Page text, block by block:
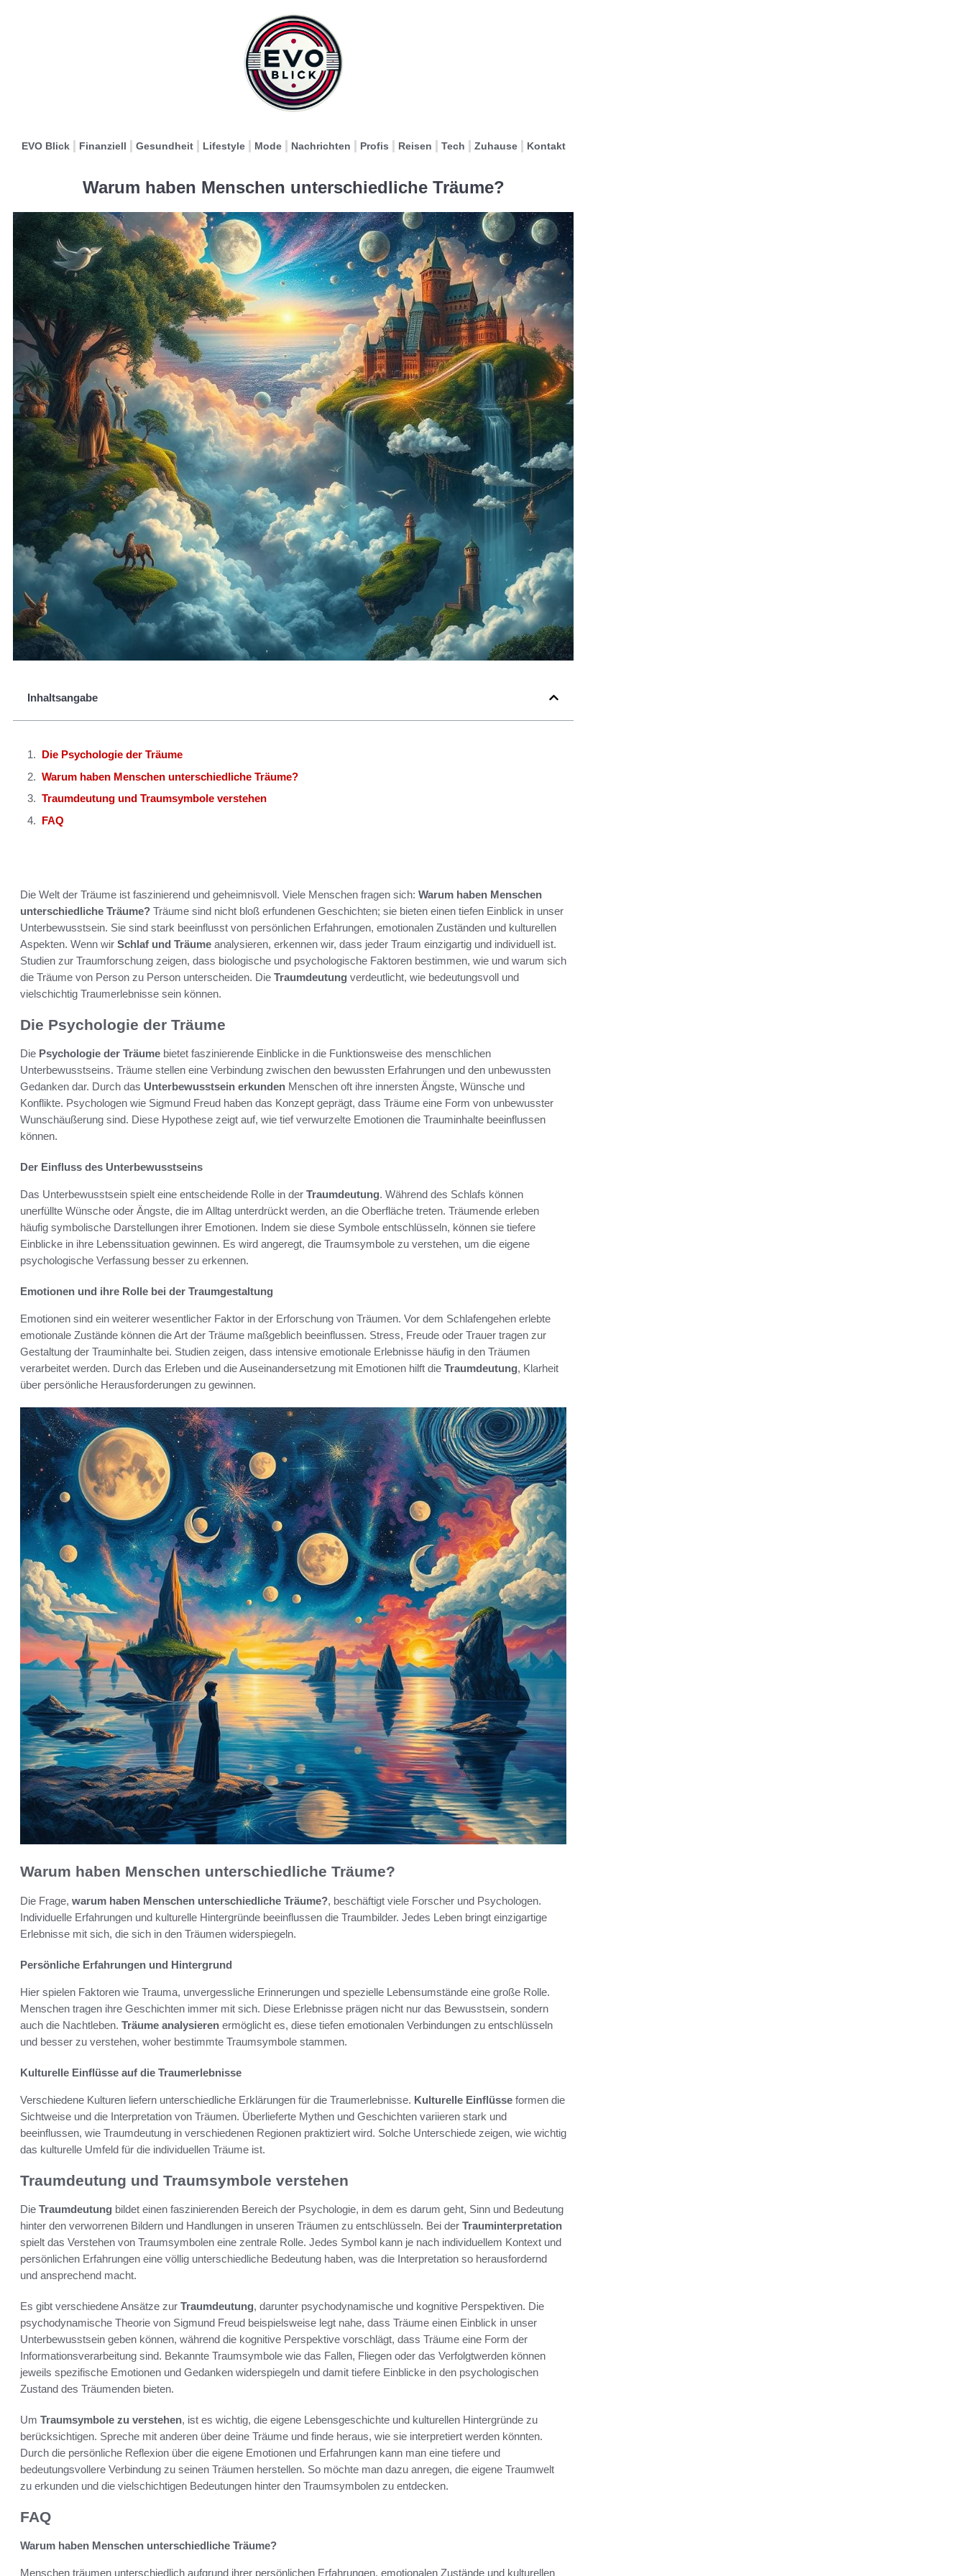
EVO Blick Finanziell Gesundheit Lifestyle Mode Nachrichten Profis Reisen Tech Zuhause Kontakt
Warum haben Menschen unterschiedliche Träume?
Inhaltsangabe
Die Psychologie der Träume
Warum haben Menschen unterschiedliche Träume?
Traumdeutung und Traumsymbole verstehen
FAQ
Die Welt der Träume ist faszinierend und geheimnisvoll. Viele Menschen fragen sich: Warum haben Menschen
unterschiedliche Träume? Träume sind nicht bloß erfundenen Geschichten; sie bieten einen tiefen Einblick in unser
Unterbewusstsein. Sie sind stark beeinflusst von persönlichen Erfahrungen, emotionalen Zuständen und kulturellen
Aspekten. Wenn wir Schlaf und Träume analysieren, erkennen wir, dass jeder Traum einzigartig und individuell ist.
Studien zur Traumforschung zeigen, dass biologische und psychologische Faktoren bestimmen, wie und warum sich
die Träume von Person zu Person unterscheiden. Die Traumdeutung verdeutlicht, wie bedeutungsvoll und
vielschichtig Traumerlebnisse sein können.
Die Psychologie der Träume
Die Psychologie der Träume bietet faszinierende Einblicke in die Funktionsweise des menschlichen
Unterbewusstseins. Träume stellen eine Verbindung zwischen den bewussten Erfahrungen und den unbewussten
Gedanken dar. Durch das Unterbewusstsein erkunden Menschen oft ihre innersten Ängste, Wünsche und
Konflikte. Psychologen wie Sigmund Freud haben das Konzept geprägt, dass Träume eine Form von unbewusster
Wunschäußerung sind. Diese Hypothese zeigt auf, wie tief verwurzelte Emotionen die Trauminhalte beeinflussen
können.
Der Einfluss des Unterbewusstseins
Das Unterbewusstsein spielt eine entscheidende Rolle in der Traumdeutung. Während des Schlafs können
unerfüllte Wünsche oder Ängste, die im Alltag unterdrückt werden, an die Oberfläche treten. Träumende erleben
häufig symbolische Darstellungen ihrer Emotionen. Indem sie diese Symbole entschlüsseln, können sie tiefere
Einblicke in ihre Lebenssituation gewinnen. Es wird angeregt, die Traumsymbole zu verstehen, um die eigene
psychologische Verfassung besser zu erkennen.
Emotionen und ihre Rolle bei der Traumgestaltung
Emotionen sind ein weiterer wesentlicher Faktor in der Erforschung von Träumen. Vor dem Schlafengehen erlebte
emotionale Zustände können die Art der Träume maßgeblich beeinflussen. Stress, Freude oder Trauer tragen zur
Gestaltung der Trauminhalte bei. Studien zeigen, dass intensive emotionale Erlebnisse häufig in den Träumen
verarbeitet werden. Durch das Erleben und die Auseinandersetzung mit Emotionen hilft die Traumdeutung, Klarheit
über persönliche Herausforderungen zu gewinnen.
Warum haben Menschen unterschiedliche Träume?
Die Frage, warum haben Menschen unterschiedliche Träume?, beschäftigt viele Forscher und Psychologen.
Individuelle Erfahrungen und kulturelle Hintergründe beeinflussen die Traumbilder. Jedes Leben bringt einzigartige
Erlebnisse mit sich, die sich in den Träumen widerspiegeln.
Persönliche Erfahrungen und Hintergrund
Hier spielen Faktoren wie Trauma, unvergessliche Erinnerungen und spezielle Lebensumstände eine große Rolle.
Menschen tragen ihre Geschichten immer mit sich. Diese Erlebnisse prägen nicht nur das Bewusstsein, sondern
auch die Nachtleben. Träume analysieren ermöglicht es, diese tiefen emotionalen Verbindungen zu entschlüsseln
und besser zu verstehen, woher bestimmte Traumsymbole stammen.
Kulturelle Einflüsse auf die Traumerlebnisse
Verschiedene Kulturen liefern unterschiedliche Erklärungen für die Traumerlebnisse. Kulturelle Einflüsse formen die
Sichtweise und die Interpretation von Träumen. Überlieferte Mythen und Geschichten variieren stark und
beeinflussen, wie Traumdeutung in verschiedenen Regionen praktiziert wird. Solche Unterschiede zeigen, wie wichtig
das kulturelle Umfeld für die individuellen Träume ist.
Traumdeutung und Traumsymbole verstehen
Die Traumdeutung bildet einen faszinierenden Bereich der Psychologie, in dem es darum geht, Sinn und Bedeutung
hinter den verworrenen Bildern und Handlungen in unseren Träumen zu entschlüsseln. Bei der Trauminterpretation
spielt das Verstehen von Traumsymbolen eine zentrale Rolle. Jedes Symbol kann je nach individuellem Kontext und
persönlichen Erfahrungen eine völlig unterschiedliche Bedeutung haben, was die Interpretation so herausfordernd
und ansprechend macht.
Es gibt verschiedene Ansätze zur Traumdeutung, darunter psychodynamische und kognitive Perspektiven. Die
psychodynamische Theorie von Sigmund Freud beispielsweise legt nahe, dass Träume einen Einblick in unser
Unterbewusstsein geben können, während die kognitive Perspektive vorschlägt, dass Träume eine Form der
Informationsverarbeitung sind. Bekannte Traumsymbole wie das Fallen, Fliegen oder das Verfolgtwerden können
jeweils spezifische Emotionen und Gedanken widerspiegeln und damit tiefere Einblicke in den psychologischen
Zustand des Träumenden bieten.
Um Traumsymbole zu verstehen, ist es wichtig, die eigene Lebensgeschichte und kulturellen Hintergründe zu
berücksichtigen. Spreche mit anderen über deine Träume und finde heraus, wie sie interpretiert werden könnten.
Durch die persönliche Reflexion über die eigene Emotionen und Erfahrungen kann man eine tiefere und
bedeutungsvollere Verbindung zu seinen Träumen herstellen. So möchte man dazu anregen, die eigene Traumwelt
zu erkunden und die vielschichtigen Bedeutungen hinter den Traumsymbolen zu entdecken.
FAQ
Warum haben Menschen unterschiedliche Träume?
Menschen träumen unterschiedlich aufgrund ihrer persönlichen Erfahrungen, emotionalen Zustände und kulturellen